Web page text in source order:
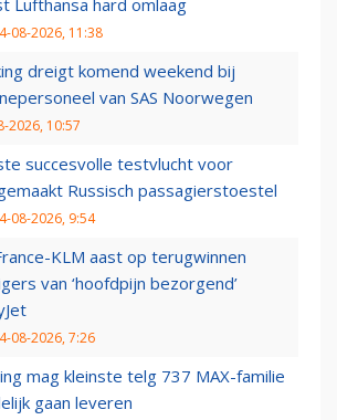
Lufthansa hard omlaag
08-2026, 11:38
dreigt komend weekend bij
van SAS Noorwegen
2026, 10:57
succesvolle testvlucht voor
Russisch passagierstoestel
08-2026, 9:54
KLM aast op terugwinnen
van ‘hoofdpijn bezorgend’
08-2026, 7:26
mag kleinste telg 737 MAX-familie
gaan leveren